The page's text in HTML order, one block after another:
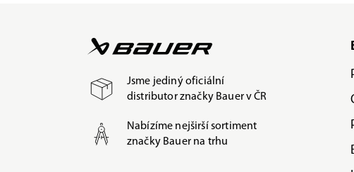
Jsme jediný oficiální
distributor značky Bauer v ČR
Nabízíme nejširší sortiment
značky Bauer na trhu